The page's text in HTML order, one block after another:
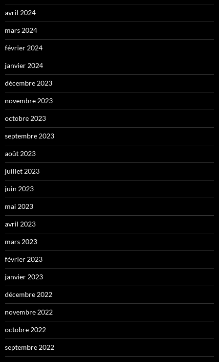
avril 2024
mars 2024
février 2024
janvier 2024
décembre 2023
novembre 2023
octobre 2023
septembre 2023
août 2023
juillet 2023
juin 2023
mai 2023
avril 2023
mars 2023
février 2023
janvier 2023
décembre 2022
novembre 2022
octobre 2022
septembre 2022